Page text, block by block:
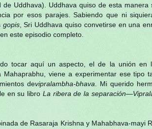
Uddhava). Uddhava quiso de esta manera
por esos parajes. Sabiendo que ni
gopis, Sri Uddhava quiso convetirse en una
este episodio completo.
tocar aquí un aspecto, el de la unión en
viene a experimentar ese tipo
devipralambha-bhava . Mi querido
en su libro La ribera de la
de Rasaraja Krishna y Mahabhava-mayi